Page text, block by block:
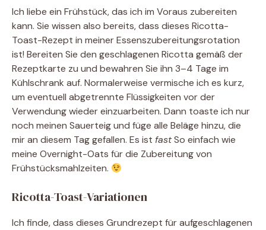
Ich liebe ein Frühstück, das ich im Voraus zubereiten
kann. Sie wissen also bereits, dass dieses Ricotta-
Toast-Rezept in meiner Essenszubereitungsrotation
ist! Bereiten Sie den geschlagenen Ricotta gemäß der
Rezeptkarte zu und bewahren Sie ihn 3–4 Tage im
Kühlschrank auf. Normalerweise vermische ich es kurz,
um eventuell abgetrennte Flüssigkeiten vor der
Verwendung wieder einzuarbeiten. Dann toaste ich nur
noch meinen Sauerteig und füge alle Beläge hinzu, die
mir an diesem Tag gefallen. Es ist fastSo einfach wie
meine Overnight-Oats für die Zubereitung von
Frühstücksmahlzeiten.
Ricotta-Toast-Variationen
Ich finde, dass dieses Grundrezept für aufgeschlagenen